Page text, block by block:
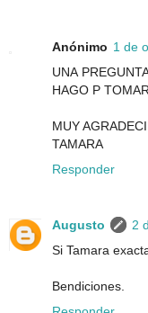
Anónimo 1 de
UNA
HAGO P
MUY
TAMARA
Responder
Augusto
2
Si Tamara
Bendiciones.